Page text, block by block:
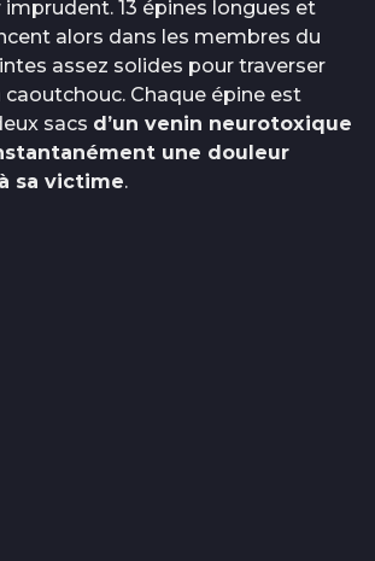
13 épines longues et
alors dans les membres du
assez solides pour traverser
caoutchouc. Chaque épine est
sacs d’un venin neurotoxique
une douleur
sa victime.